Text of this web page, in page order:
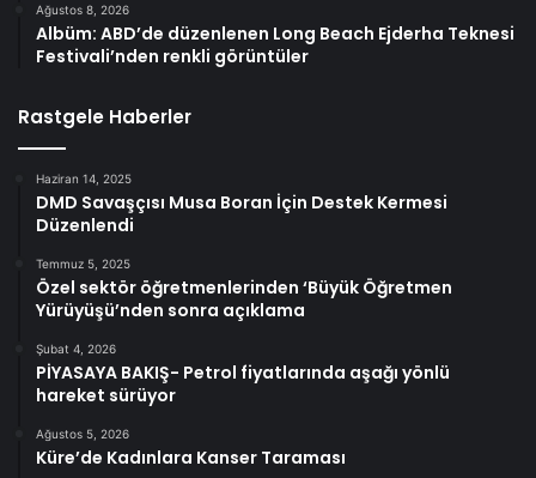
Ağustos 8, 2026
Albüm: ABD’de düzenlenen Long Beach Ejderha Teknesi
Festivali’nden renkli görüntüler
Rastgele Haberler
Haziran 14, 2025
DMD Savaşçısı Musa Boran İçin Destek Kermesi
Düzenlendi
Temmuz 5, 2025
Özel sektör öğretmenlerinden ‘Büyük Öğretmen
Yürüyüşü’nden sonra açıklama
Şubat 4, 2026
PİYASAYA BAKIŞ- Petrol fiyatlarında aşağı yönlü
hareket sürüyor
Ağustos 5, 2026
Küre’de Kadınlara Kanser Taraması